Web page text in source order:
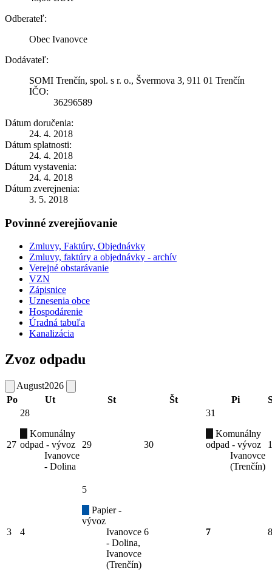
Odberateľ:
Obec Ivanovce
Dodávateľ:
SOMI Trenčín, spol. s r. o., Švermova 3, 911 01 Trenčín
IČO:
36296589
Dátum doručenia:
24. 4. 2018
Dátum splatnosti:
24. 4. 2018
Dátum vystavenia:
24. 4. 2018
Dátum zverejnenia:
3. 5. 2018
Povinné zverejňovanie
Zmluvy, Faktúry, Objednávky
Zmluvy, faktúry a objednávky - archív
Verejné obstarávanie
VZN
Zápisnice
Uznesenia obce
Hospodárenie
Úradná tabuľa
Kanalizácia
Zvoz odpadu
August2026
Po
Ut St Št Pi
27
28
Komunálny
odpad - vývoz
Ivanovce
- Dolina
29 30
31
Komunálny
odpad - vývoz
Ivanovce
(Trenčín)
1
3 4
5
Papier -
vývoz
Ivanovce
- Dolina,
Ivanovce
(Trenčín)
6 7 8